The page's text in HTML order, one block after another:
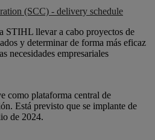
(SCC) - delivery schedule
STIHL llevar a cabo proyectos de
y determinar de forma más eficaz
necesidades empresariales
como plataforma central de
Está previsto que se implante de
de 2024.